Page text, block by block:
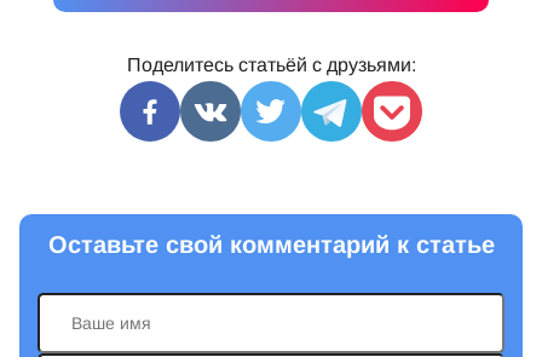
Поделитесь статьёй с друзьями:
Оставьте свой комментарий к статье